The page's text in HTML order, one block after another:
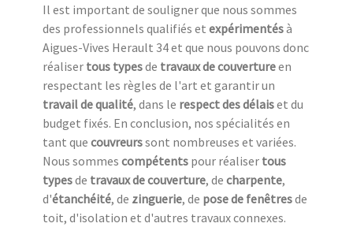
Il est important de souligner que nous sommes
des professionnels qualifiés et expérimentésà
Aigues-Vives Herault 34 et que nous pouvons donc
réaliser tous typesde travaux de couvertureen
respectant les règles de l'art et garantir un
travail de qualité, dans le respect des délaiset du
budget fixés. En conclusion, nos spécialités en
tant que couvreurssont nombreuses et variées.
Nous sommes compétents pour réaliser tous
typesde travaux de couverture, de charpente,
d'étanchéité, de zinguerie, de pose de fenêtresde
toit, d'isolation et d'autres travaux connexes.